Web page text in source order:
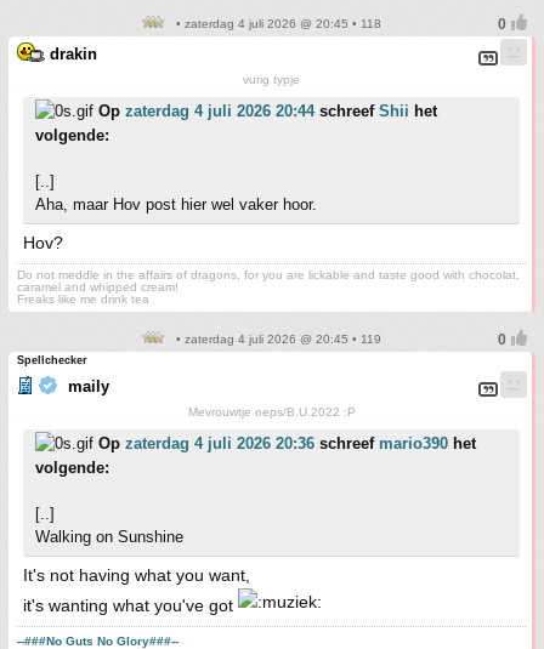
• zaterdag 4 juli 2026 @ 20:45 • 118
drakin
vurig typje
Op zaterdag 4 juli 2026 20:44schreef Shii het
volgende:
[..]
Aha, maar Hov post hier wel vaker hoor.
Hov?
Do not meddle in the affairs of dragons, for you are lickable and taste good with chocolat,
caramel and whipped cream!
Freaks like me drink tea
• zaterdag 4 juli 2026 @ 20:45 • 119
Spellchecker
maily
Mevrouwtje oeps/B.U.2022 :P
Op zaterdag 4 juli 2026 20:36 schreef mario390 het
volgende:
[..]
Walking on Sunshine
It's not having what you want,
it's wanting what you've got
--###No Guts No Glory###--